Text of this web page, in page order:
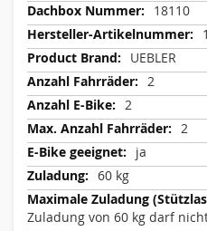
Weitere
Informationen
18110
UEBLER
2
2
2
ja
60 kg
Zuladung von 60 kg darf